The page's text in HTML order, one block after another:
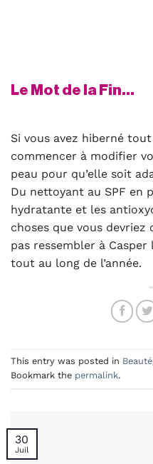
Le Mot de la Fin…
Si vous avez hiberné
commencer à modifier
peau pour qu’elle soit
Du nettoyant au SPF en
hydratante et les
choses que vous devriez
pas ressembler à
tout au long de l’année.
This entry was posted in Beauté
Bookmark the permalink.
30
Juil